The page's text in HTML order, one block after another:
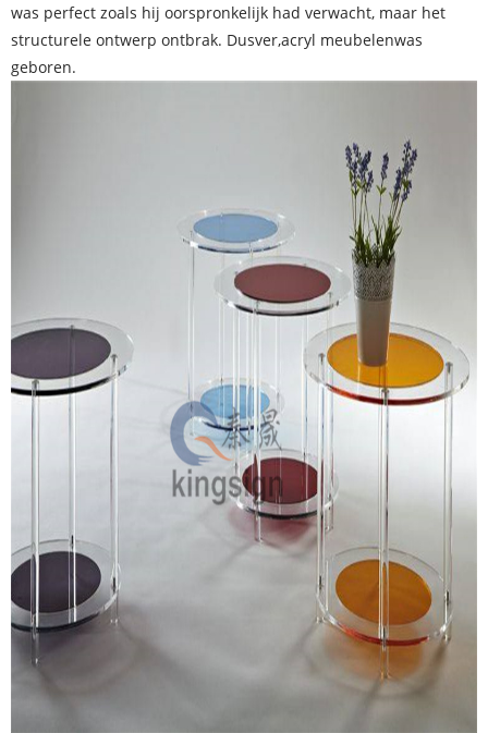
was perfect zoals hij oorspronkelijk had verwacht, maar het
structurele ontwerp ontbrak. Dusver,acryl meubelenwas
geboren.